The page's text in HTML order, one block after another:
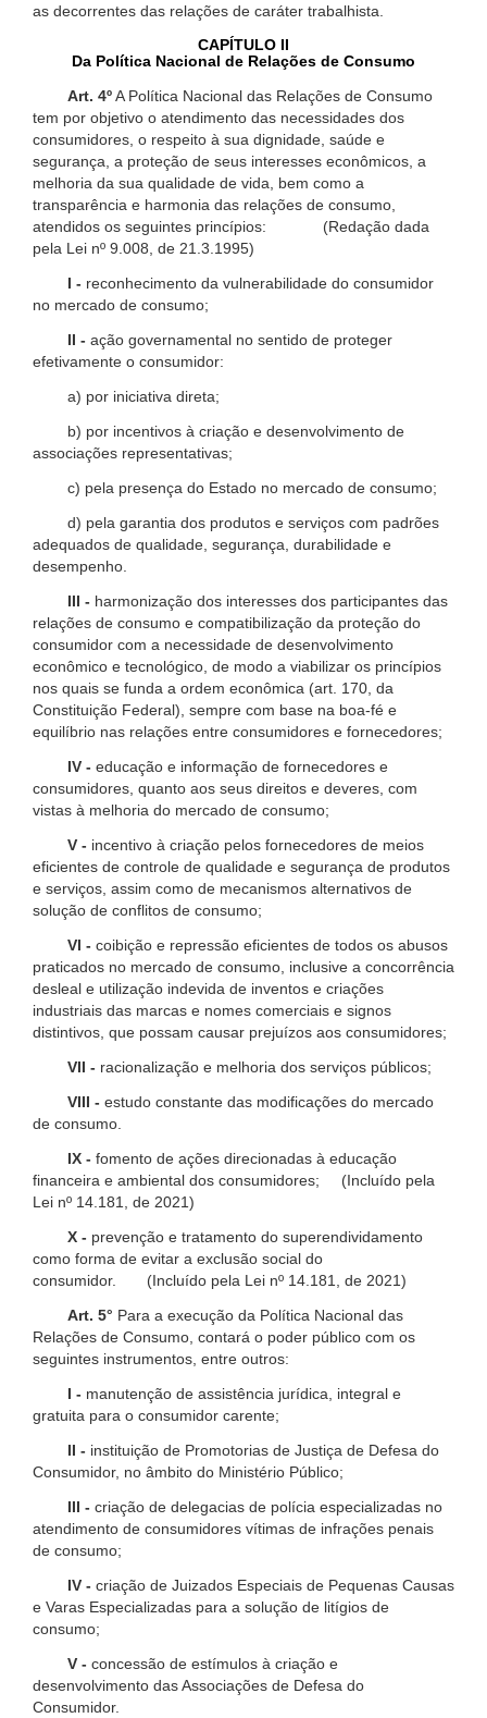
as decorrentes das relações de caráter trabalhista.
CAPÍTULO II
Da Política Nacional de Relações de Consumo
Art. 4ºA Política Nacional das Relações de Consumo
tem por objetivo o atendimento das necessidades dos
consumidores, o respeito à sua dignidade, saúde e
segurança, a proteção de seus interesses econômicos, a
melhoria da sua qualidade de vida, bem como a
transparência e harmonia das relações de consumo,
atendidos os seguintes princípios: (Redação dada
pela Lei nº 9.008, de 21.3.1995)
I - reconhecimento da vulnerabilidade do consumidor
no mercado de consumo;
II - ação governamental no sentido de proteger
efetivamente o consumidor:
a) por iniciativa direta;
b) por incentivos à criação e desenvolvimento de
associações representativas;
c) pela presença do Estado no mercado de consumo;
d) pela garantia dos produtos e serviços com padrões
adequados de qualidade, segurança, durabilidade e
desempenho.
III - harmonização dos interesses dos participantes das
relações de consumo e compatibilização da proteção do
consumidor com a necessidade de desenvolvimento
econômico e tecnológico, de modo a viabilizar os princípios
nos quais se funda a ordem econômica (art. 170, da
Constituição Federal), sempre com base na boa-fé e
equilíbrio nas relações entre consumidores e fornecedores;
IV - educação e informação de fornecedores e
consumidores, quanto aos seus direitos e deveres, com
vistas à melhoria do mercado de consumo;
V - incentivo à criação pelos fornecedores de meios
eficientes de controle de qualidade e segurança de produtos
e serviços, assim como de mecanismos alternativos de
solução de conflitos de consumo;
VI - coibição e repressão eficientes de todos os abusos
praticados no mercado de consumo, inclusive a concorrência
desleal e utilização indevida de inventos e criações
industriais das marcas e nomes comerciais e signos
distintivos, que possam causar prejuízos aos consumidores;
VII - racionalização e melhoria dos serviços públicos;
VIII - estudo constante das modificações do mercado
de consumo.
IX - fomento de ações direcionadas à educação
financeira e ambiental dos consumidores; (Incluído pela
Lei nº 14.181, de 2021)
X - prevenção e tratamento do superendividamento
como forma de evitar a exclusão social do
consumidor. (Incluído pela Lei nº 14.181, de 2021)
Art. 5° Para a execução da Política Nacional das
Relações de Consumo, contará o poder público com os
seguintes instrumentos, entre outros:
I - manutenção de assistência jurídica, integral e
gratuita para o consumidor carente;
II - instituição de Promotorias de Justiça de Defesa do
Consumidor, no âmbito do Ministério Público;
III - criação de delegacias de polícia especializadas no
atendimento de consumidores vítimas de infrações penais
de consumo;
IV - criação de Juizados Especiais de Pequenas Causas
e Varas Especializadas para a solução de litígios de
consumo;
V - concessão de estímulos à criação e
desenvolvimento das Associações de Defesa do
Consumidor.